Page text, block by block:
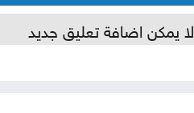
لا يمكن اضافة تعليق جديد